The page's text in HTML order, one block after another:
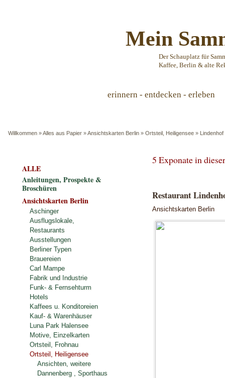
Mein
Der Schauplatz für
Kaffee, Berlin & alte
erinnern - entdecken - erleben
Willkommen »Alles aus Papier »Ansichtskarten Berlin » Ortsteil, Heiligensee » Lindenhof
5 Exponate in
Restaurant
Ansichtskarten Berlin
ALLE
Anleitungen, Prospekte &
Broschüren
Ansichtskarten Berlin
Aschinger
Ausflugslokale,
Restaurants
Ausstellungen
Berliner Typen
Brauereien
Carl Mampe
Fabrik und Industrie
Funk- & Fernsehturm
Hotels
Kaffees u. Konditoreien
Kauf- & Warenhäuser
Luna Park Halensee
Motive, Einzelkarten
Ortsteil, Frohnau
Ortsteil, Heiligensee
Ansichten, weitere
Dannenberg , Sporthaus